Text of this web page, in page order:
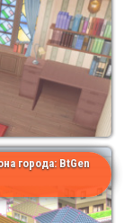
города: BtGen